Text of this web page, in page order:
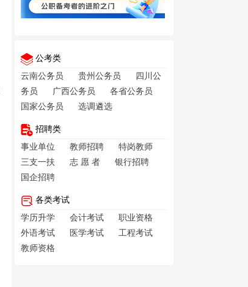
公考类
云南公务员
贵州公务员
四川公
务员
广西公务员
各省公务员
国家公务员
选调遴选
招聘类
事业单位
教师招聘
特岗教师
三支一扶
志 愿 者
银行招聘
国企招聘
各类考试
学历升学
会计考试
职业资格
外语考试
医学考试
工程考试
教师资格